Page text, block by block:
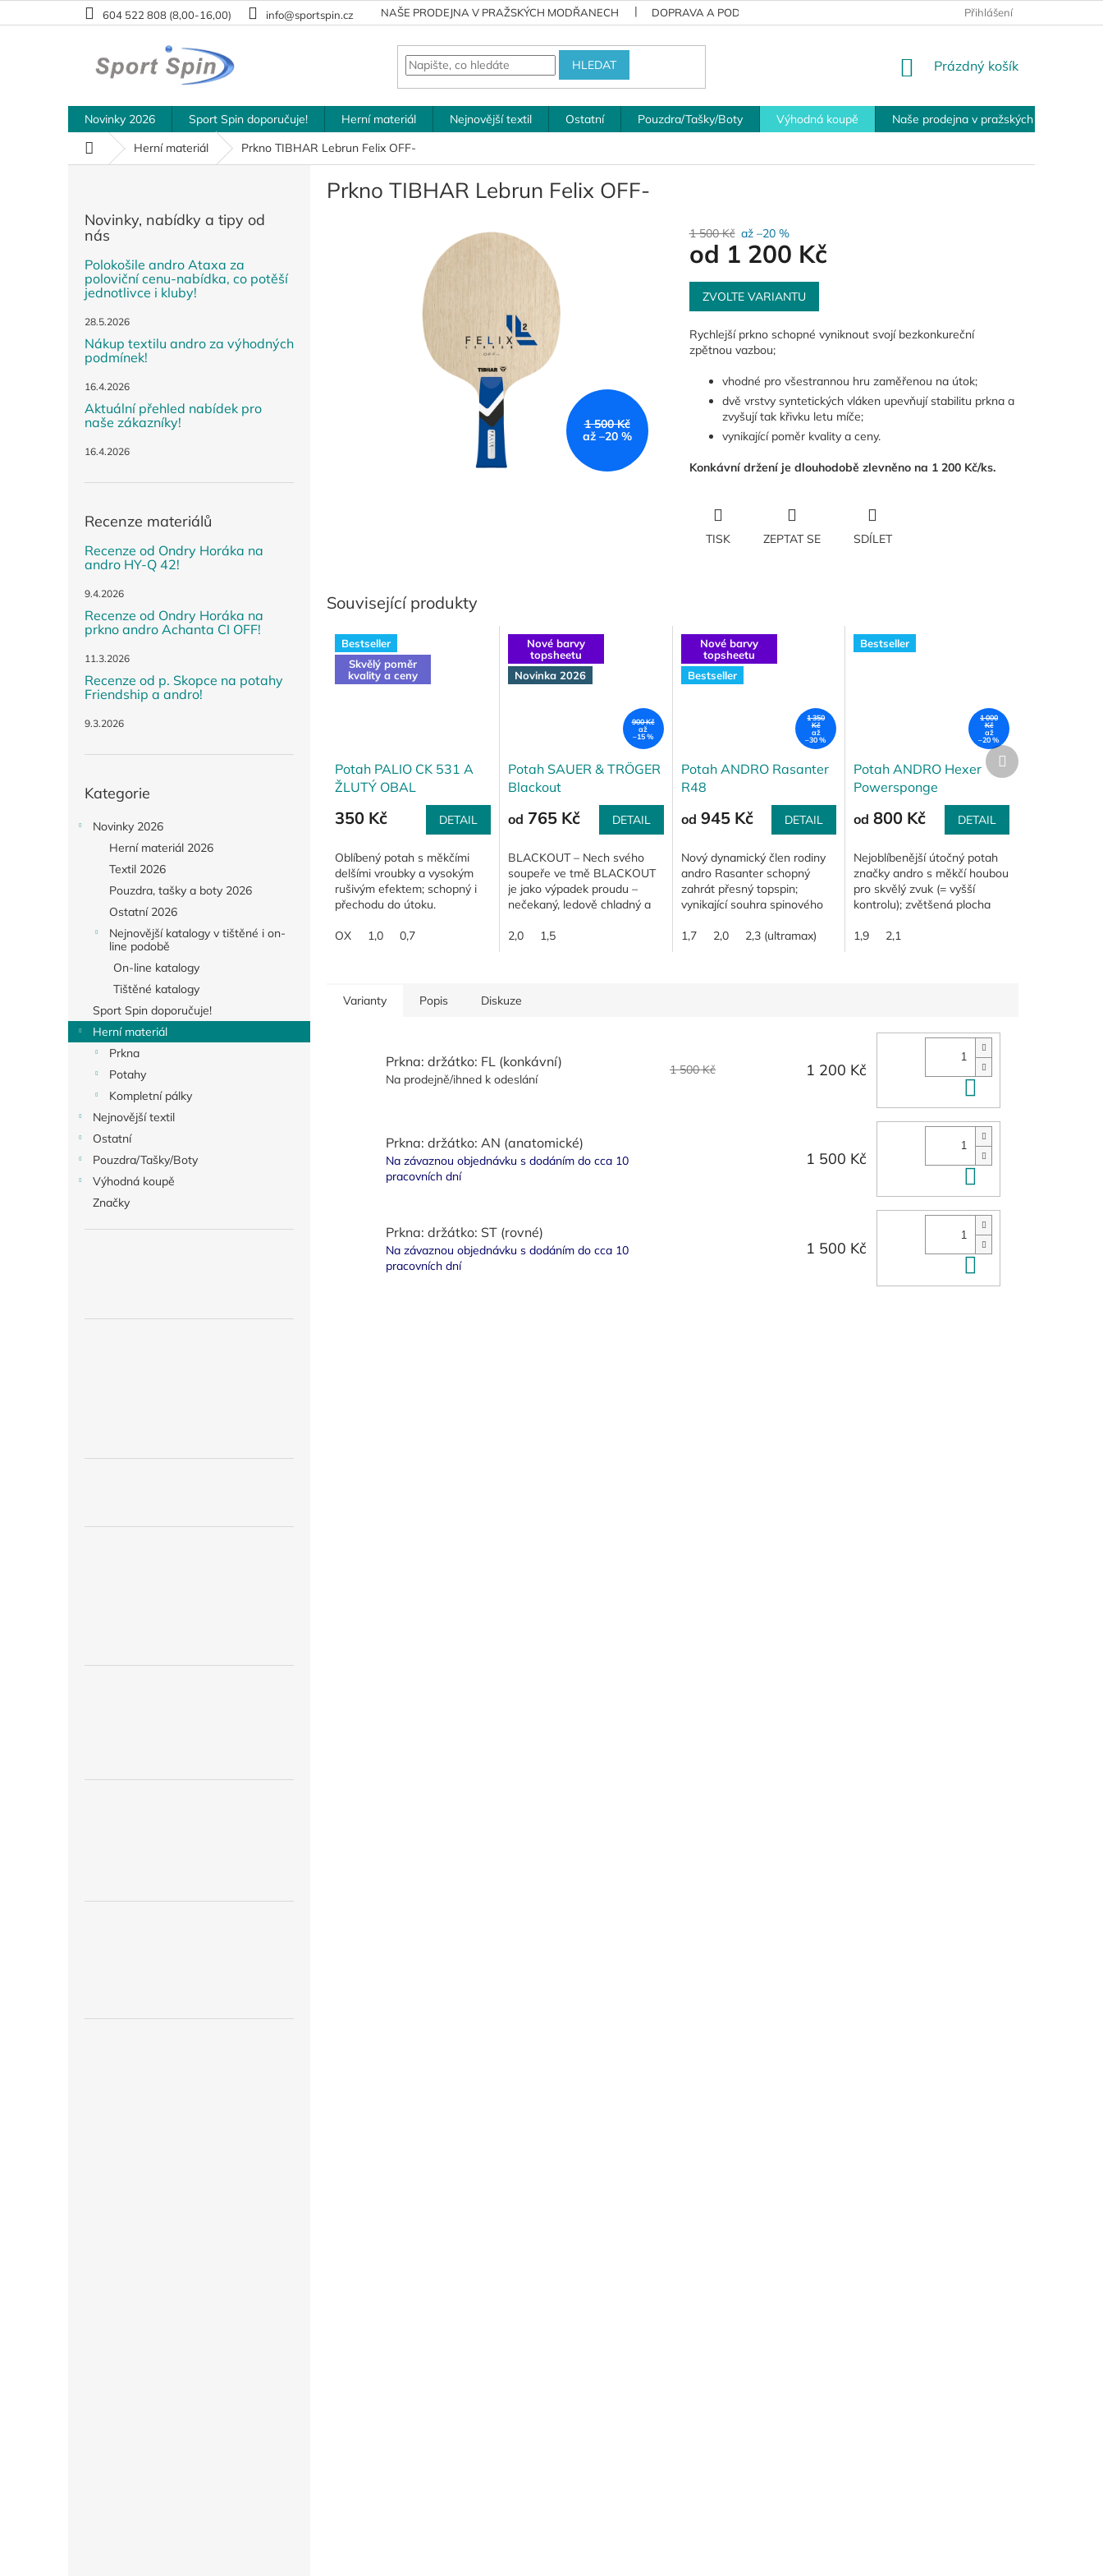
na
604 522 808 (8,00-16,00) info@sportspin.cz NAŠE PRODEJNA V PRAŽSKÝCH MODŘANECH DOPRAVA A PODMÍNKY PRO VRÁCENÍ ZBOŽÍ PLATEBNÍ MOŽNOSTI
Přihlášení
HLEDAT
NÁKUPNÍ
Prázdný košík
Novinky 2026 Sport Spin doporučuje! Herní materiál Nejnovější textil Ostatní Pouzdra/Tašky/Boty Výhodná koupě
Naše prodejna v pražských Modřanech
Domů
Herní materiál Prkno TIBHAR Lebrun Felix OFF-
Novinky, nabídky a tipy od
nás
Polokošile andro Ataxa za
poloviční cenu-nabídka, co potěší
jednotlivce i kluby!
28.5.2026
Nákup textilu andro za výhodných
podmínek!
16.4.2026
Aktuální přehled nabídek pro
naše zákazníky!
16.4.2026
Recenze materiálů
Recenze od Ondry Horáka na
andro HY-Q 42!
9.4.2026
Recenze od Ondry Horáka na
prkno andro Achanta CI OFF!
11.3.2026
Recenze od p. Skopce na potahy
Friendship a andro!
9.3.2026
kategorie
Kategorie
Novinky 2026
Herní materiál 2026
Textil 2026
Pouzdra, tašky a boty 2026
Ostatní 2026
Nejnovější katalogy v tištěné i on-
line podobě
On-line katalogy
Tištěné katalogy
Sport Spin doporučuje!
Herní materiál
Prkna
Potahy
Kompletní pálky
Nejnovější textil
Ostatní
Pouzdra/Tašky/Boty
Výhodná koupě
Značky
Prkno TIBHAR Lebrun Felix OFF-
1 500 Kč
až –20 %
1 500 Kč až –20 %
od 1 200 Kč
Měrná
cena:
ZVOLTE VARIANTU
Rychlejší prkno schopné vyniknout svojí bezkonkureční
zpětnou vazbou;
vhodné pro všestrannou hru zaměřenou na útok;
dvě vrstvy syntetických vláken upevňují stabilitu prkna a
zvyšují tak křivku letu míče;
vynikající poměr kvality a ceny.
Konkávní držení je dlouhodobě zlevněno na 1 200 Kč/ks.
TISK ZEPTAT SE SDÍLET
Související produkty
Bestseller
Skvělý poměr
kvality a ceny
Potah PALIO CK 531 A
ŽLUTÝ OBAL
350 Kč DETAIL
Oblíbený potah s měkčími
delšími vroubky a vysokým
rušivým efektem; schopný i
přechodu do útoku.
OX 1,0 0,7
Nové barvy
topsheetu
Novinka 2026
900 Kč
až
–15 %
Potah SAUER & TRÖGER
Blackout
od 765 Kč DETAIL
BLACKOUT – Nech svého
soupeře ve tmě BLACKOUT
je jako výpadek proudu –
nečekaný, ledově chladný a
necháš jen svého soupeře.
2,0 1,5
Nové barvy
topsheetu
Bestseller
1 350
Kč
až
–30 %
Potah ANDRO Rasanter
R48
od 945 Kč DETAIL
Nový dynamický člen rodiny
andro Rasanter schopný
zahrát přesný topspin;
vynikající souhra spinového
přesto velmi citlivé, houby o
1,7 2,0 2,3 (ultramax)
Bestseller
1 000
Kč
až
–20 %
Potah ANDRO Hexer
Powersponge
od 800 Kč DETAIL
Nejoblíbenější útočný potah
značky andro s měkčí houbou
pro skvělý zvuk (= vyšší
kontrolu); zvětšená plocha
potah odpouští chyby;
1,9 2,1
Další
produkt
Varianty Popis Diskuze
Prkna: držátko: FL (konkávní)
Na prodejně/ihned k odeslání
1 500 Kč 1 200 Kč
Prkna: držátko: AN (anatomické)
Na závaznou objednávku s dodáním do cca 10
pracovních dní
1 500 Kč
Prkna: držátko: ST (rovné)
Na závaznou objednávku s dodáním do cca 10
pracovních dní
1 500 Kč